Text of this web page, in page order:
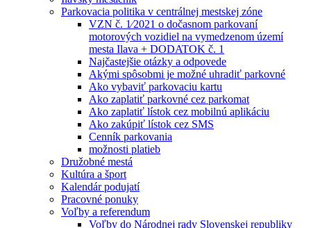
Parkovacia politika v centrálnej mestskej zóne
VZN č. 1⁄2021 o dočasnom parkovaní
motorových vozidiel na vymedzenom území
mesta Ilava + DODATOK č. 1
Najčastejšie otázky a odpovede
Akými spôsobmi je možné uhradiť parkovné
Ako vybaviť parkovaciu kartu
Ako zaplatiť parkovné cez parkomat
Ako zaplatiť lístok cez mobilnú aplikáciu
Ako zakúpiť lístok cez SMS
Cenník parkovania
možnosti platieb
Družobné mestá
Kultúra a šport
Kalendár podujatí
Pracovné ponuky
Voľby a referendum
Voľby do Národnej rady Slovenskej republiky